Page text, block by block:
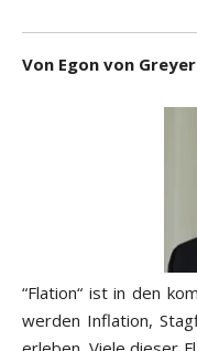
Von Egon von
“Flation“ ist in den
werden Inflation,